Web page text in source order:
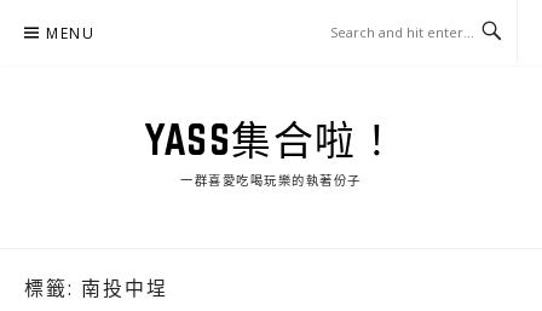
MENU
YASS集合啦！
一群喜愛吃喝玩樂的執著份子
標籤: 南投中埕